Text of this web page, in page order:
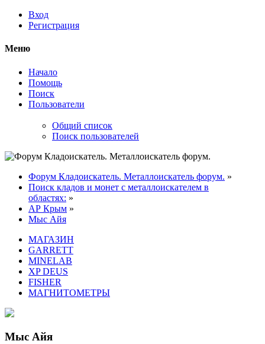
Вход
Регистрация
Меню
Начало
Помощь
Поиск
Пользователи
Общий список
Поиск пользователей
Форум Кладоискатель. Металлоискатель форум. »
Поиск кладов и монет с металлоискателем в
областях: »
АР Крым »
Мыс Айя
МАГАЗИН
GARRETT
MINELAB
XP DEUS
FISHER
МАГНИТОМЕТРЫ
Мыс Айя